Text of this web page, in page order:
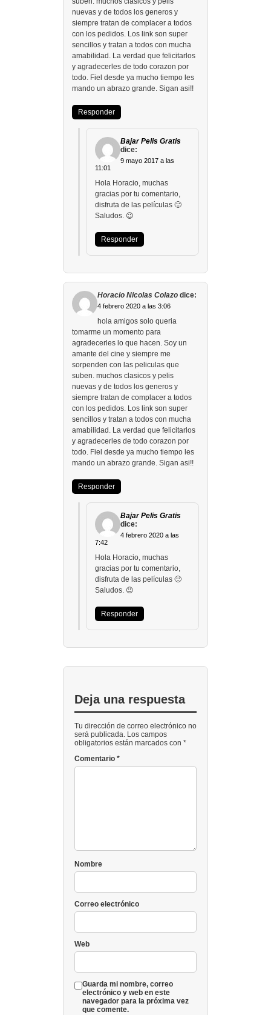
nuevas y de todos los generos y
siempre tratan de complacer a todos
con los pedidos. Los link son super
sencillos y tratan a todos con mucha
amabilidad. La verdad que felicitarlos
y agradecerles de todo corazon por
todo. Fiel desde ya mucho tiempo les
mando un abrazo grande. Sigan asi!!
Responder
Bajar Pelis Gratis
dice:
9 mayo 2017 a las
11:01
Hola Horacio, muchas
gracias por tu comentario,
disfruta de las películas 🙂
Saludos. 😉
Responder
Horacio Nicolas Colazo dice:
4 febrero 2020 a las 3:06
hola amigos solo queria
tomarme un momento para
agradecerles lo que hacen. Soy un
amante del cine y siempre me
sorpenden con las peliculas que
suben. muchos clasicos y pelis
nuevas y de todos los generos y
siempre tratan de complacer a todos
con los pedidos. Los link son super
sencillos y tratan a todos con mucha
amabilidad. La verdad que felicitarlos
y agradecerles de todo corazon por
todo. Fiel desde ya mucho tiempo les
mando un abrazo grande. Sigan asi!!
Responder
Bajar Pelis Gratis
dice:
4 febrero 2020 a las
7:42
Hola Horacio, muchas
gracias por tu comentario,
disfruta de las películas 🙂
Saludos. 😉
Responder
Deja una respuesta
Tu dirección de correo electrónico no
será publicada. Los campos
obligatorios están marcados con *
Comentario *
Nombre
Correo electrónico
Web
Guarda mi nombre, correo
electrónico y web en este
navegador para la próxima vez
que comente.